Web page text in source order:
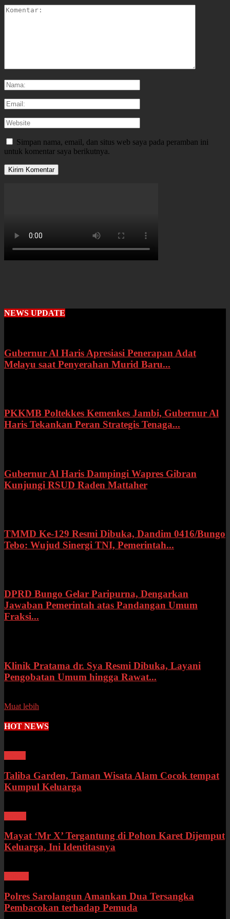
Simpan nama, email, dan situs web saya pada peramban ini
untuk komentar saya berikutnya.
NEWS UPDATE
Gubernur Al Haris Apresiasi Penerapan Adat
Melayu saat Penyerahan Murid Baru...
PKKMB Poltekkes Kemenkes Jambi, Gubernur Al
Haris Tekankan Peran Strategis Tenaga...
Gubernur Al Haris Dampingi Wapres Gibran
Kunjungi RSUD Raden Mattaher
TMMD Ke-129 Resmi Dibuka, Dandim 0416/Bungo
Tebo: Wujud Sinergi TNI, Pemerintah...
DPRD Bungo Gelar Paripurna, Dengarkan
Jawaban Pemerintah atas Pandangan Umum
Fraksi...
Klinik Pratama dr. Sya Resmi Dibuka, Layani
Pengobatan Umum hingga Rawat...
Muat lebih
HOT NEWS
Taliba Garden, Taman Wisata Alam Cocok tempat
Kumpul Keluarga
Mayat ‘Mr X’ Tergantung di Pohon Karet Dijemput
Keluarga, Ini Identitasnya
Polres Sarolangun Amankan Dua Tersangka
Pembacokan terhadap Pemuda